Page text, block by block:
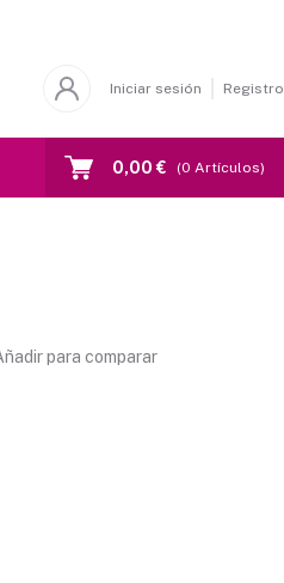
Iniciar sesión Registro
0,00 € (0 Artículos)
para comparar